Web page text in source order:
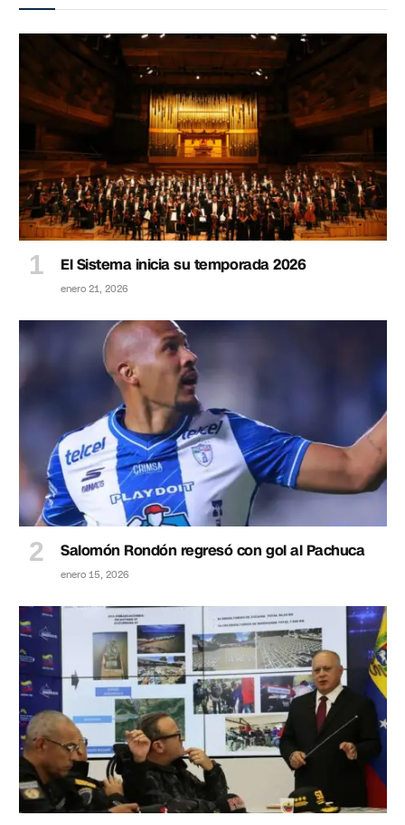
El Sistema inicia su temporada 2026
enero 21, 2026
Salomón Rondón regresó con gol al Pachuca
enero 15, 2026